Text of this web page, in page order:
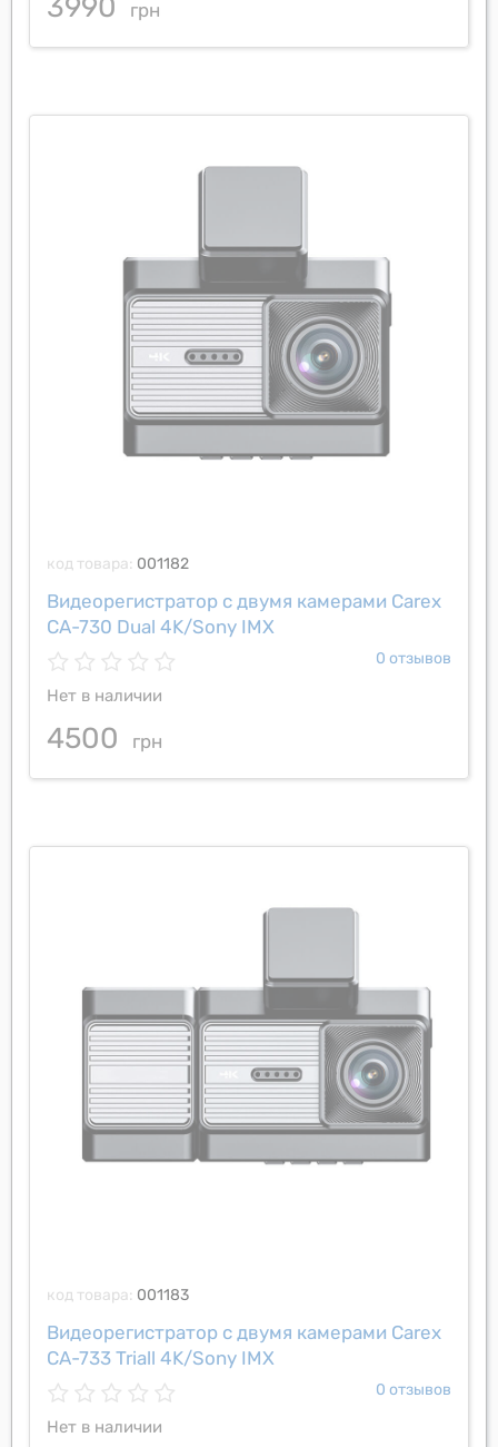
3990 грн
код товара: 001182
Видеорегистратор с двумя камерами Carex
CA-730 Dual 4K/Sony IMX
0 отзывов
Нет в наличии
4500 грн
код товара: 001183
Видеорегистратор с двумя камерами Carex
CA-733 Triall 4K/Sony IMX
0 отзывов
Нет в наличии